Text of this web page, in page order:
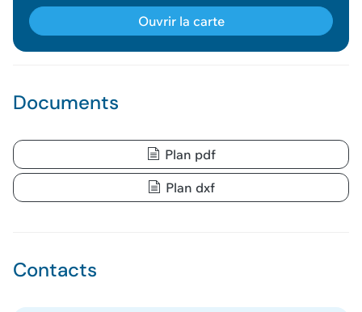
Documents
Plan pdf
Plan dxf
Contacts
Ouvrir la carte